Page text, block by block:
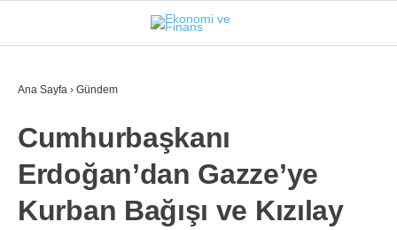
İSTANBUL
GÜNDEM
EKONOMI
FINANS
Ana Sayfa › Gündem
Cumhurbaşkanı
Erdoğan’dan Gazze’ye
Kurban Bağışı ve Kızılay